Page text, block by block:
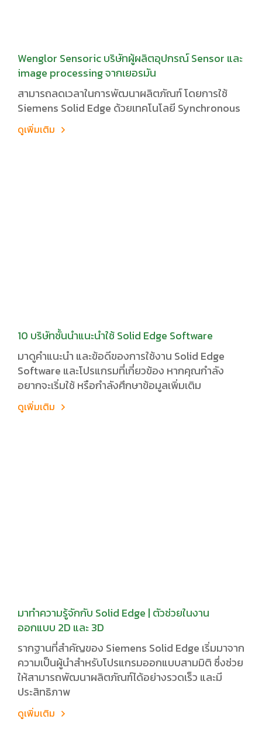
Wenglor Sensoric บริษัทผู้ผลิตอุปกรณ์ Sensor และ
image processing จากเยอรมัน
สามารถลดเวลาในการพัฒนาผลิตภัณฑ์ โดยการใช้
Siemens Solid Edge ด้วยเทคโนโลยี Synchronous
ดูเพิ่มเติม
10 บริษัทชั้นนำแนะนำใช้ Solid Edge Software
มาดูคำแนะนำ และข้อดีของการใช้งาน Solid Edge
Software และโปรแกรมที่เกี่ยวข้อง หากคุณกำลัง
อยากจะเริ่มใช้ หรือกำลังศึกษาข้อมูลเพิ่มเติม
ดูเพิ่มเติม
มาทำความรู้จักกับ Solid Edge | ตัวช่วยในงาน
ออกแบบ 2D และ 3D
รากฐานที่สำคัญของ Siemens Solid Edge เริ่มมาจาก
ความเป็นผู้นำสำหรับโปรแกรมออกแบบสามมิติ ซึ่งช่วย
ให้สามารถพัฒนาผลิตภัณฑ์ได้อย่างรวดเร็ว และมี
ประสิทธิภาพ
ดูเพิ่มเติม